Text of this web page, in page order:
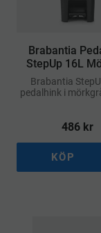
​Brabantia
StepUp 16L
Brabantia
pedalhink i
486 kr
KÖP